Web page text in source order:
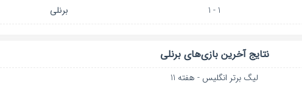
1 - 1 برنلی
نتایج آخرین بازی‌های برنلی
لیگ برتر انگلیس - هفته 11